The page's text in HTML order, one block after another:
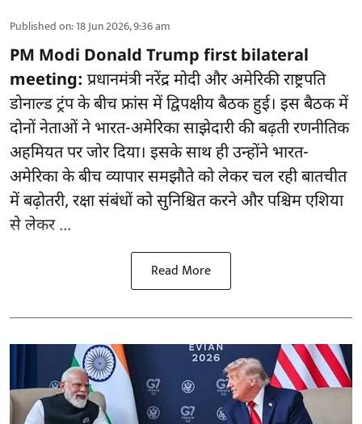
Published on:18 Jun 2026, 9:36 am
PM Modi Donald Trump first bilateral
meeting: प्रधानमंत्री नरेंद्र मोदी और अमेरिकी राष्ट्रपति
डोनाल्ड ट्रंप के बीच फ्रांस में द्विपक्षीय बैठक हुई। इस बैठक में
दोनों नेताओं ने भारत-अमेरिका साझेदारी की बढ़ती रणनीतिक
अहमियत पर जोर दिया। इसके साथ ही उन्होंने भारत-
अमेरिका के बीच व्यापार समझौते को लेकर चल रही बातचीत
में बढ़ोतरी, रक्षा संबंधों को सुनिश्चित करने और पश्चिम एशिया
से लेकर ...
Read More